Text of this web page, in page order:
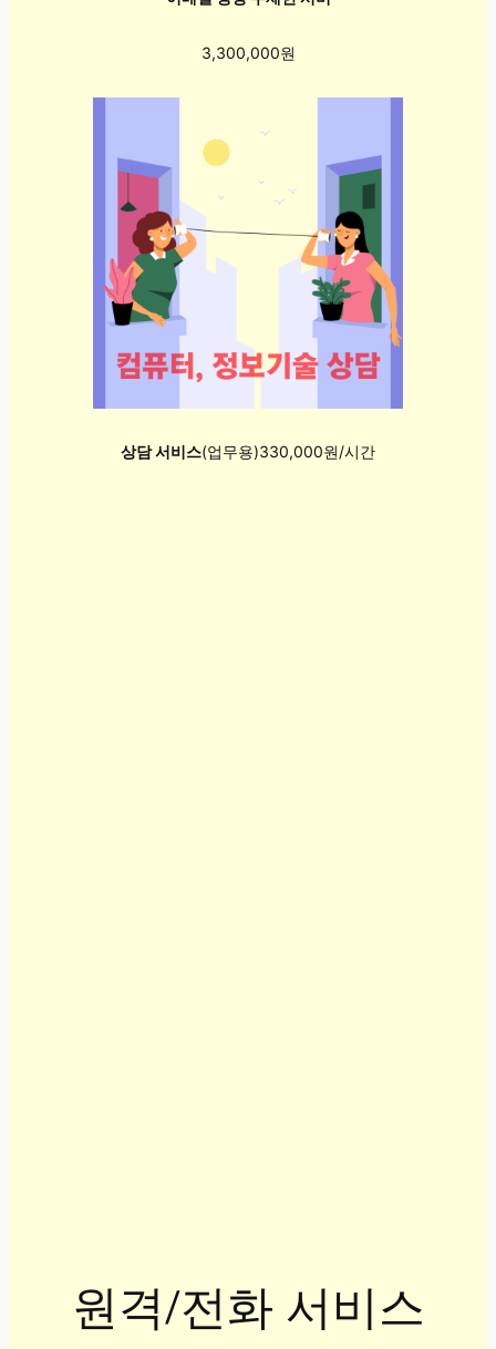
3,300,000원
상담 서비스(업무용)330,000원/시간
원격/전화 서비스